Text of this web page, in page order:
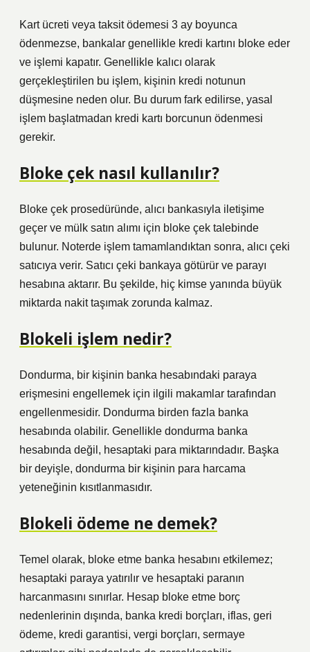
Kart ücreti veya taksit ödemesi 3 ay boyunca
ödenmezse, bankalar genellikle kredi kartını bloke eder
ve işlemi kapatır. Genellikle kalıcı olarak
gerçekleştirilen bu işlem, kişinin kredi notunun
düşmesine neden olur. Bu durum fark edilirse, yasal
işlem başlatmadan kredi kartı borcunun ödenmesi
gerekir.
Bloke çek nasıl kullanılır?
Bloke çek prosedüründe, alıcı bankasıyla iletişime
geçer ve mülk satın alımı için bloke çek talebinde
bulunur. Noterde işlem tamamlandıktan sonra, alıcı çeki
satıcıya verir. Satıcı çeki bankaya götürür ve parayı
hesabına aktarır. Bu şekilde, hiç kimse yanında büyük
miktarda nakit taşımak zorunda kalmaz.
Blokeli işlem nedir?
Dondurma, bir kişinin banka hesabındaki paraya
erişmesini engellemek için ilgili makamlar tarafından
engellenmesidir. Dondurma birden fazla banka
hesabında olabilir. Genellikle dondurma banka
hesabında değil, hesaptaki para miktarındadır. Başka
bir deyişle, dondurma bir kişinin para harcama
yeteneğinin kısıtlanmasıdır.
Blokeli ödeme ne demek?
Temel olarak, bloke etme banka hesabını etkilemez;
hesaptaki paraya yatırılır ve hesaptaki paranın
harcanmasını sınırlar. Hesap bloke etme borç
nedenlerinin dışında, banka kredi borçları, iflas, geri
ödeme, kredi garantisi, vergi borçları, sermaye